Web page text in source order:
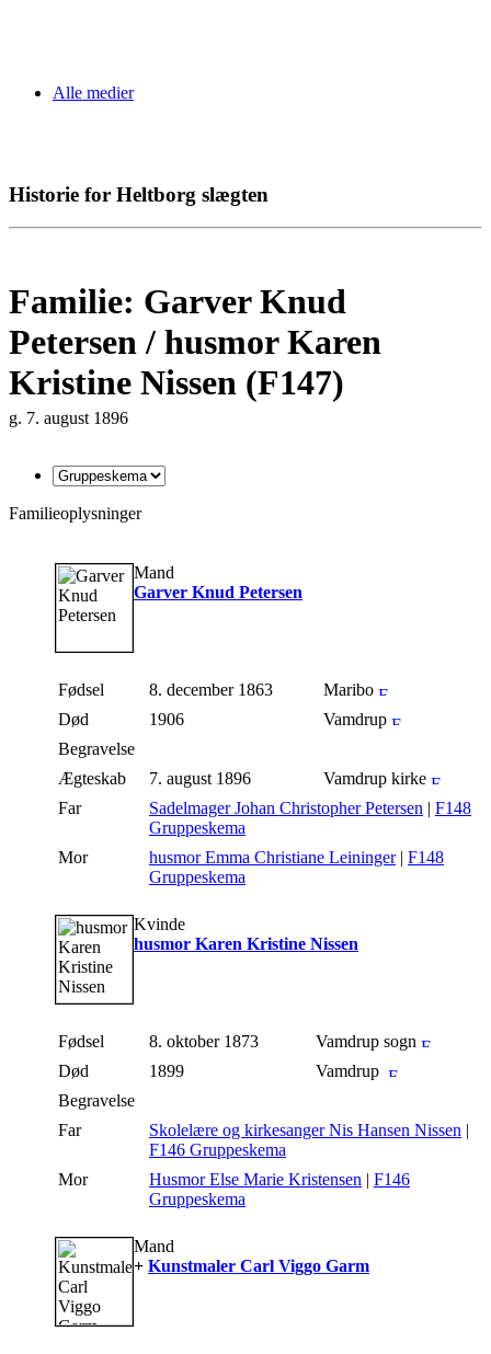
Alle medier
Historie for Heltborg slægten
Familie: Garver Knud
Petersen / husmor Karen
Kristine Nissen (F147)
g. 7. august 1896
Familieoplysninger
Mand
Garver Knud Petersen
Fødsel 8. december 1863
Maribo
Død
1906
Vamdrup
Begravelse
Ægteskab
7. august 1896
Vamdrup kirke
Far
Sadelmager Johan Christopher Petersen | F148
Gruppeskema
Mor
husmor Emma Christiane Leininger| F148
Gruppeskema
Kvinde
husmor Karen Kristine Nissen
Fødsel 8. oktober 1873
Vamdrup sogn
Død
1899
Vamdrup
Begravelse
Far
Skolelære og kirkesanger Nis Hansen Nissen |
F146 Gruppeskema
Mor
Husmor Else Marie Kristensen | F146
Gruppeskema
Mand
+ Kunstmaler Carl Viggo Garm